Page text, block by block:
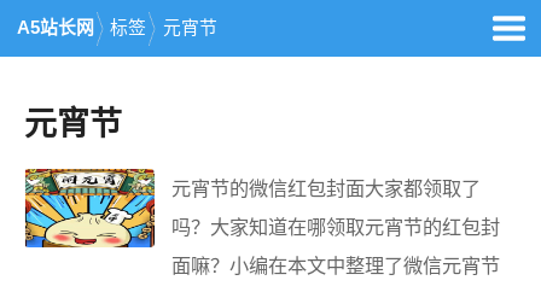
A5站长网 标签 元宵节
元宵节
元宵节的微信红包封面大家都领取了
吗？大家知道在哪领取元宵节的红包封
面嘛？小编在本文中整理了微信元宵节